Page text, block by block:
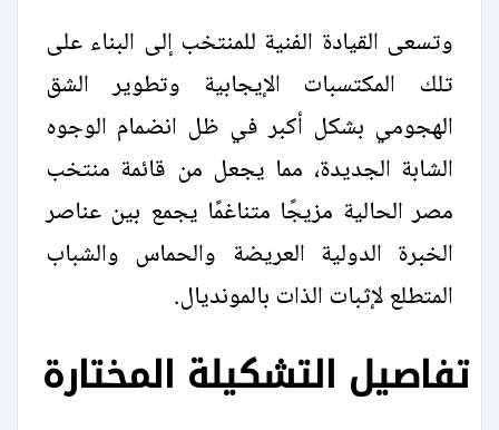
وتسعى القيادة الفنية للمنتخب إلى البناء على
تلك المكتسبات الإيجابية وتطوير الشق
الهجومي بشكل أكبر في ظل انضمام الوجوه
الشابة الجديدة، مما يجعل من قائمة منتخب
مصر الحالية مزيجًا متناغمًا يجمع بين عناصر
الخبرة الدولية العريضة والحماس والشباب
المتطلع لإثبات الذات بالمونديال.
تفاصيل التشكيلة المختارة